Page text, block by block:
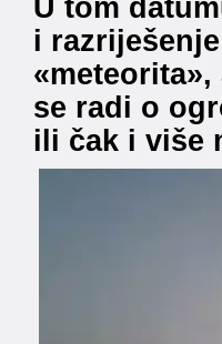
U tom
i
se radi o
ili čak i više